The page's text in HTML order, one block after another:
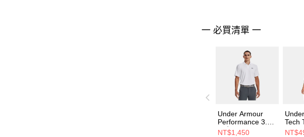
一 必買清單 一
Under Armour
Performance 3.0
男 短POLO
NT$1,450
Tech
Shirt